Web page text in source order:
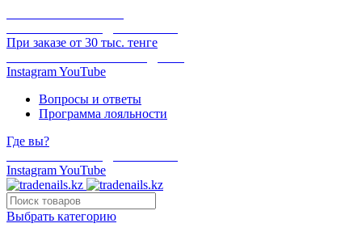
При заказе от 30 тыс. тенге
InstagramYouTube
Вопросы и ответы
Программа лояльности
Где вы?
InstagramYouTube
Выбрать категорию